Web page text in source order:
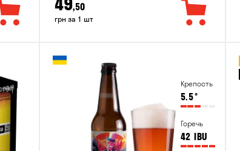
,50
грн за 1 шт
Крепость
5.5°
Горечь
42 IBU